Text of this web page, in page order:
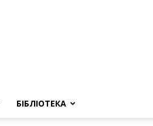
БІБЛІОТЕКА